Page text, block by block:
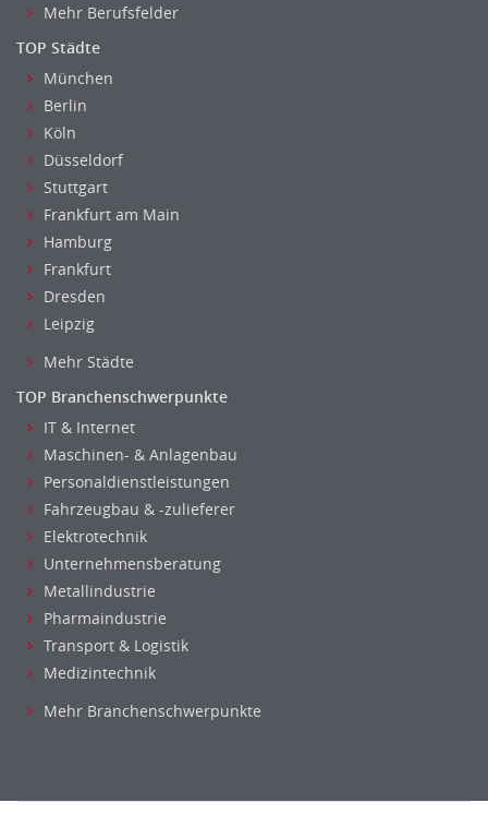
Fahrzeugtechnik
Fertigungstechnik
gebaeude-versorgungs-sicherheitstechnik
Luft- und Raumfahrttechnik
Maschinenbau
Materialwissenschaft
Mechatronik
Medizintechnik
Optiker, Akustiker
Prozessmanagement
Technischer Systemplaner, Bauzeichner
Veranstaltungstechnik
Verfahrenstechnik
Vertriebsingenieur
Wirtschaftsingenieur
Technisches Gebäudemanagement (TGM)
Anwendungsadministration
Consulting, Engineering
Mehr Berufsfelder
TOP Städte
München
Berlin
Köln
Düsseldorf
Stuttgart
Frankfurt am Main
Hamburg
Frankfurt
Dresden
Leipzig
Mehr Städte
TOP Branchenschwerpunkte
IT & Internet
Maschinen- & Anlagenbau
Personaldienstleistungen
Fahrzeugbau & -zulieferer
Elektrotechnik
Unternehmensberatung
Metallindustrie
Pharmaindustrie
Transport & Logistik
Medizintechnik
Mehr Branchenschwerpunkte